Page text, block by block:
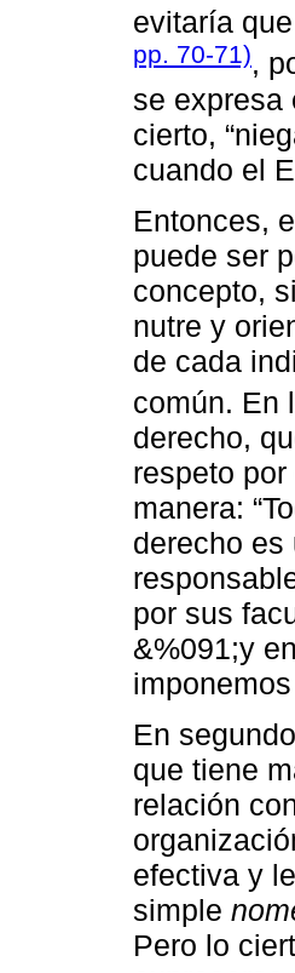
evitaría
pp. 70-71),
se expresa
cierto,
cuando el
Entonces,
puede ser
concepto,
nutre y
de cada
común. En
derecho,
respeto
manera:
derecho es
por sus
&%091;y
En
que tiene
relación
efectiva y
simple
Pero lo